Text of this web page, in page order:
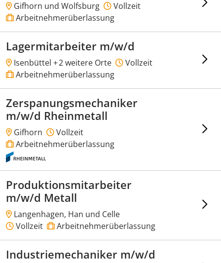
Gifhorn und Wolfsburg
Vollzeit
Arbeitnehmerüberlassung
Lagermitarbeiter m/w/d
Isenbüttel +2 weitere Orte
Vollzeit
Arbeitnehmerüberlassung
Zerspanungsmechaniker
m/w/d Rheinmetall
Gifhorn
Vollzeit
Arbeitnehmerüberlassung
Produktionsmitarbeiter
m/w/d Metall
Langenhagen, Han und Celle
Vollzeit
Arbeitnehmerüberlassung
Industriemechaniker m/w/d